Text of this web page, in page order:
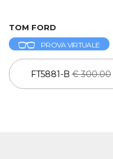
TOM FORD
PROVA VIRTUALE
FT5881-B€ 300.00